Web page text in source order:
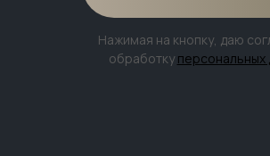
Нажимая на кнопку, даю
обработку персональных